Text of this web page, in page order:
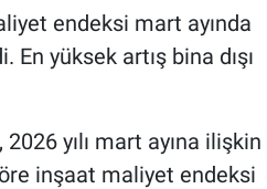
endeksi mart ayında
En yüksek artış bina dışı
yılı mart ayına ilişkin
inşaat maliyet endeksi